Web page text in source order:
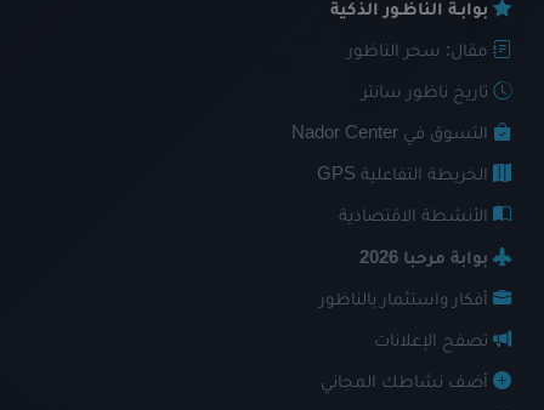
بوابـة الناظـور الذكية
مقال: سحر الناظور
تاريخ ناظور سانتر
التسوق في Nador Center
الخريطة التفاعلية GPS
الأنشطة الاقتصادية
بوابة مرحبا 2026
أفكار واستثمار بالناظور
تصفح الإعلانات
أضف نشاطك المجاني